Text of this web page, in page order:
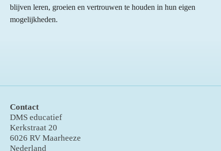
blijven leren, groeien en vertrouwen te houden in hun eigen
mogelijkheden.
Contact
DMS educatief
Kerkstraat 20
6026 RV Maarheeze
Nederland